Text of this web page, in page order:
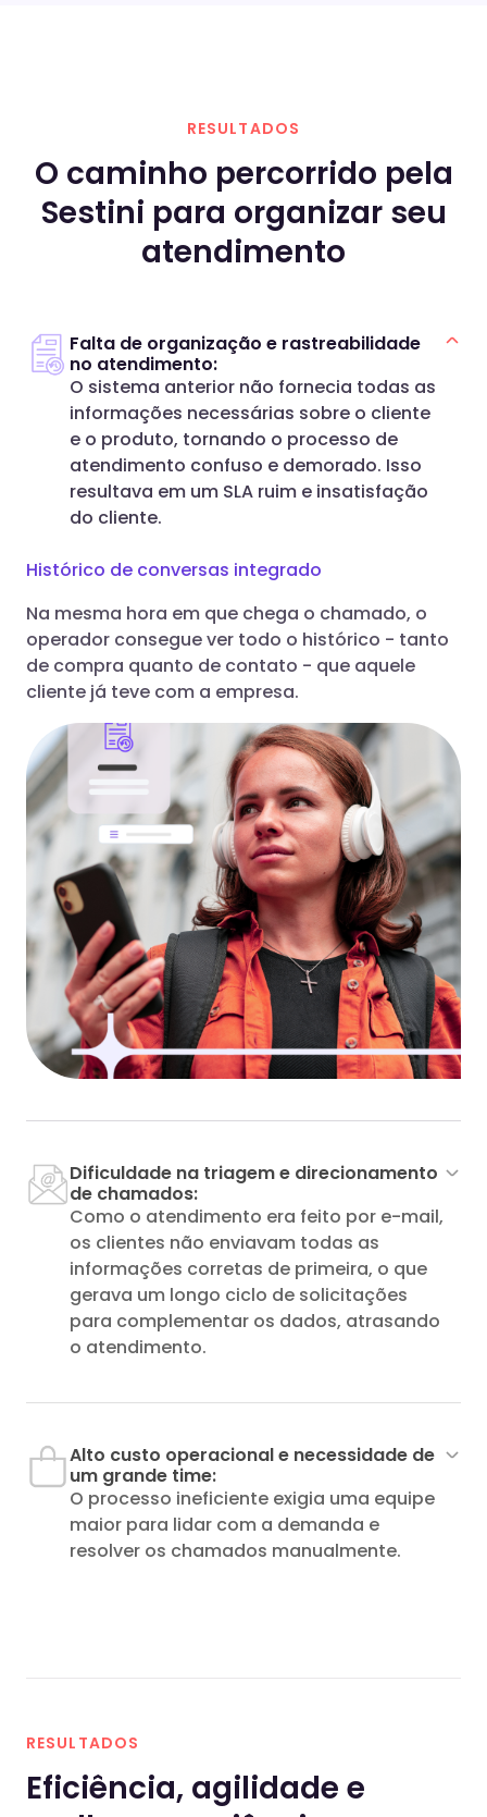
RESULTADOS
O caminho percorrido pela
Sestini para organizar seu
atendimento
Falta de organização e rastreabilidade
no atendimento:
O sistema anterior não fornecia todas as
informações necessárias sobre o cliente
e o produto, tornando o processo de
atendimento confuso e demorado. Isso
resultava em um SLA ruim e insatisfação
do cliente.
Histórico de conversas integrado
Na mesma hora em que chega o chamado, o
operador consegue ver todo o histórico - tanto
de compra quanto de contato - que aquele
cliente já teve com a empresa.
Dificuldade na triagem e direcionamento
de chamados:
Como o atendimento era feito por e-mail,
os clientes não enviavam todas as
informações corretas de primeira, o que
gerava um longo ciclo de solicitações
para complementar os dados, atrasando
o atendimento.
Alto custo operacional e necessidade de
um grande time:
O processo ineficiente exigia uma equipe
maior para lidar com a demanda e
resolver os chamados manualmente.
RESULTADOS
Eficiência, agilidade e
tínhamos dificuldade porque não
mostrava todas as informações do
cliente de maneira organizada. A